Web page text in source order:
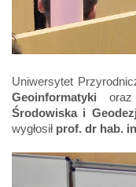
Uniwersytet
Geoinformatyki
Środowiska i
wygłosił prof. dr hab.